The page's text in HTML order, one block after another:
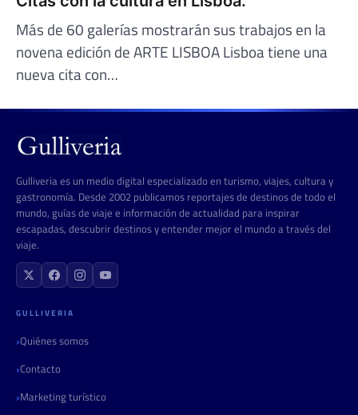
Más de 60 galerías mostrarán sus trabajos en la
novena edición de ARTE LISBOA Lisboa tiene una
nueva cita con…
Gulliveria es un medio digital especializado en turismo, viajes, cultura y
gastronomía. Desde 2002 publicamos reportajes de destinos de todo el
mundo, guías de viaje e información de actualidad para inspirar
escapadas, descubrir destinos y entender mejor el mundo a través del
viaje.
GULLIVERIA
Quiénes somos
Contacto
Marketing turístico